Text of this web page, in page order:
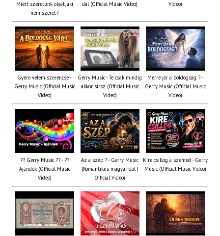
Miért szeretünk olyat, aki
nem szeret?
dal (Official Music Video)
Video)
Gyere velem szerencse -
Gerry Music (Official Music
Video)
Gerry Music - Te csak mindig
akkor sírsz (Official Music
Video)
Merre jár a boldogság ? -
Gerry Music (Official Music
Video)
?? Gerry Music ?? - ??
Ajándék (Official Music
Video)
Az a szép ? - Gerry Music
(Romantikus magyar dal |
Official Video)
Kire csillog a szemed - Gerry
Music (Official Music Video)